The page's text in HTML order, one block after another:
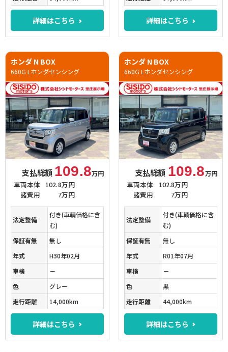
詳細はこちら 詳細はこちら
ホンダ N BOX
660G Lホンダセンシング
支払総額 109.8万円
車両本体
102.8万円
諸費用
7万円
法定整備
付き(車輌価格に含
む)
保証有無
無し
年式
H30年02月
車検
－
色
グレー
走行距離
14,000km
詳細はこちら
ホンダ N BOX
660G Lホンダセンシング
支払総額 109.8万円
車両本体
102.8万円
諸費用
7万円
法定整備
付き(車輌価格に含
む)
保証有無
無し
年式
R01年07月
車検
－
色
黒
走行距離
44,000km
詳細はこちら